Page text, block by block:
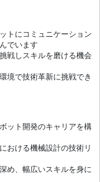
トにコミュニケーション
でいます
戦しスキルを磨ける機会
境で技術革新に挑戦でき
ット開発のキャリアを構
おける機械設計の技術リ
め、幅広いスキルを身に